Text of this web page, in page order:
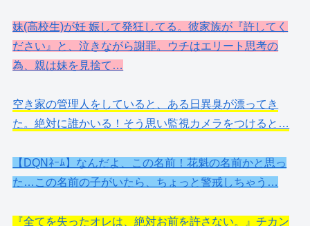
妹(高校生)が妊 娠して発狂してる。彼家族が『許してく
ださい』と、泣きながら謝罪。ウチはエリート思考の
為、親は妹を見捨て…
空き家の管理人をしていると、ある日異臭が漂ってき
た。絶対に誰かいる！そう思い監視カメラをつけると…
【DQNﾈｰﾑ】なんだよ、この名前！花魁の名前かと思っ
た…この名前の子がいたら、ちょっと警戒しちゃう…
『全てを失ったオレは、絶対お前を許さない。』チカン